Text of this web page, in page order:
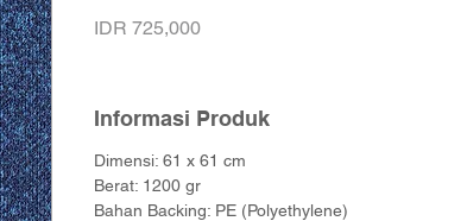
IDR 725,000Price
Informasi Produk
Dimensi: 61 x 61 cm
Berat: 1200 gr
Bahan Backing: PE (Polyethylene)